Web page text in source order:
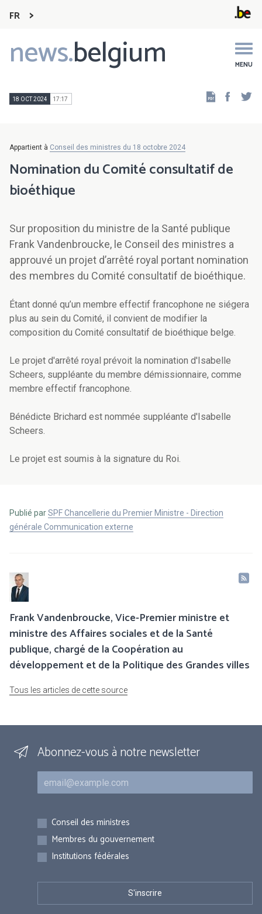
FR
news.belgium MENU
Main
navigation
18 OCT 2024 17:17
Appartient à Conseil des ministres du 18 octobre 2024
Nomination du Comité consultatif de
bioéthique
Sur proposition du ministre de la Santé publique
Frank Vandenbroucke, le Conseil des ministres a
approuvé un projet d’arrêté royal portant nomination
des membres du Comité consultatif de bioéthique.
Étant donné qu’un membre effectif francophone ne siégera
plus au sein du Comité, il convient de modifier la
composition du Comité consultatif de bioéthique belge.
Le projet d'arrêté royal prévoit la nomination d'Isabelle
Scheers, suppléante du membre démissionnaire, comme
membre effectif francophone.
Bénédicte Brichard est nommée suppléante d'Isabelle
Scheers.
Le projet est soumis à la signature du Roi.
Publié parSPF Chancellerie du Premier Ministre - Direction
générale Communication externe
Frank Vandenbroucke, Vice-Premier ministre et
ministre des Affaires sociales et de la Santé
publique, chargé de la Coopération au
développement et de la Politique des Grandes villes
Tous les articles de cette source
Abonnez-vous à notre newsletter
Courriel
Inscriptions
Conseil des ministres
Membres du gouvernement
Institutions fédérales